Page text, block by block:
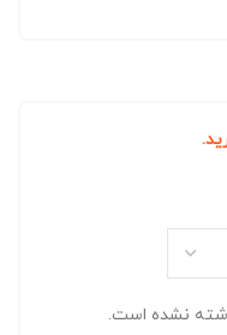
نشده است.